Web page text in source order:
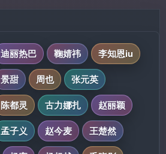
迪丽热巴 鞠婧祎
李知恩iu
景甜 周也
张元英
陈都灵 古力娜扎
赵丽颖
孟子义 赵今麦
王楚然